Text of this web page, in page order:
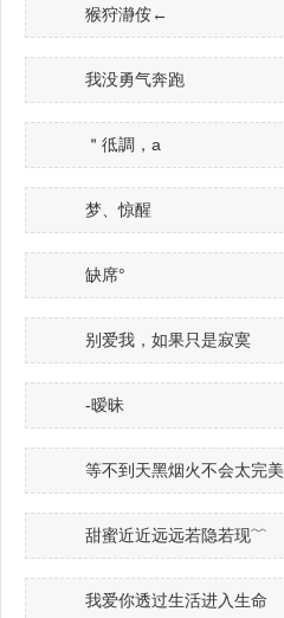
猴狩瀞侒←
我没勇气奔跑
＂彽調，a
梦、惊醒
缺席°
别爱我，如果只是寂寞
-暧昧
等不到天黑烟火不会太完美
甜蜜近近远远若隐若现﹌
我爱你透过生活进入生命